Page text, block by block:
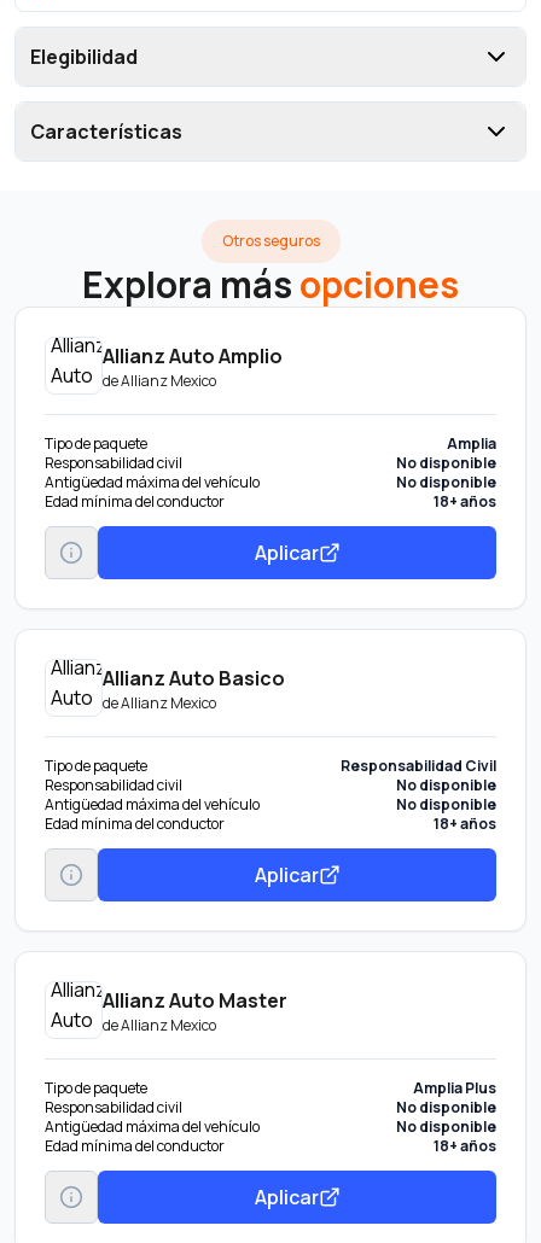
Elegibilidad
Características
Otros seguros
Explora másopciones
Allianz Auto Amplio
deAllianz Mexico
Tipo de paquete
Amplia
Responsabilidad civil
No disponible
Antigüedad máxima del vehículo
No disponible
Edad mínima del conductor
18+ años
Aplicar
Allianz Auto Basico
deAllianz Mexico
Tipo de paquete
Responsabilidad Civil
Responsabilidad civil
No disponible
Antigüedad máxima del vehículo
No disponible
Edad mínima del conductor
18+ años
Aplicar
Allianz Auto Master
deAllianz Mexico
Tipo de paquete
Amplia Plus
Responsabilidad civil
No disponible
Antigüedad máxima del vehículo
No disponible
Edad mínima del conductor
18+ años
Aplicar